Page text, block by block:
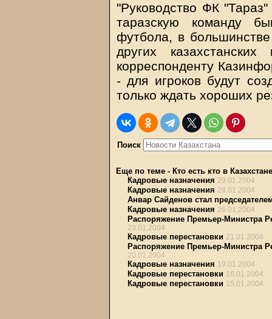
"Руководство ФК
таразскую команду
футбола, в
других
корреспонденту
- для игроков будут
только ждать хороших
Поиск
Еще по теме - Кто есть кто в Казахстане
Кадровые назначения 29.01.2004
Кадровые назначения 28.01.2004
Анвар Сайденов стал
Кадровые назначения 26.01.2004
Распоряжение Премьер-Министра
23.01.2004
Кадровые перестановки 21.01.2004
Распоряжение Премьер-Министра
20.01.2004
Кадровые назначения 19.01.2004
Кадровые перестановки 16.01.2004
Кадровые перестановки 15.01.2004